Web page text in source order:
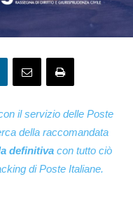
il servizio delle Poste
della raccomandata
definitivacon tutto ciò
di Poste Italiane.